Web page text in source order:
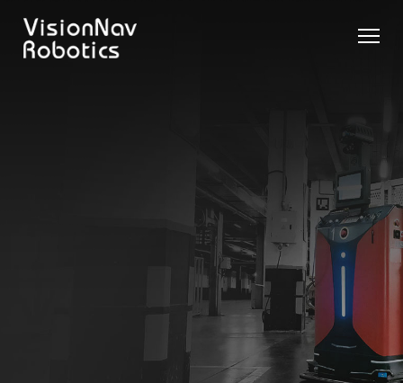
VNP15(VL)-66
VNSL14
VNST20
VNST20-
인 작업
AMR (자
율주행로
봇)
VNK15
VNK15